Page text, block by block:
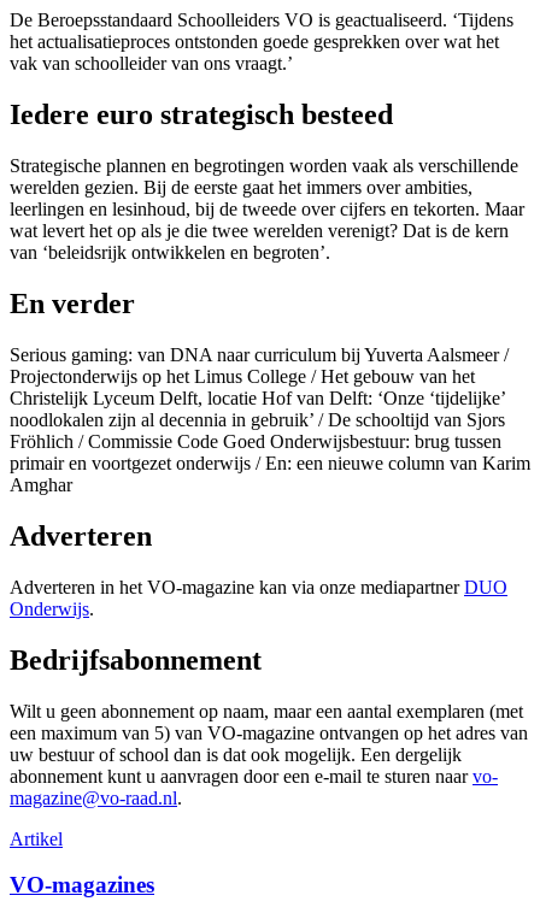
De Beroepsstandaard Schoolleiders VO is geactualiseerd. ‘Tijdens
het actualisatieproces ontstonden goede gesprekken over wat het
vak van schoolleider van ons vraagt.’
Iedere euro strategisch besteed
Strategische plannen en begrotingen worden vaak als verschillende
werelden gezien. Bij de eerste gaat het immers over ambities,
leerlingen en lesinhoud, bij de tweede over cijfers en tekorten. Maar
wat levert het op als je die twee werelden verenigt? Dat is de kern
van ‘beleidsrijk ontwikkelen en begroten’.
En verder
Serious gaming: van DNA naar curriculum bij Yuverta Aalsmeer /
Projectonderwijs op het Limus College / Het gebouw van het
Christelijk Lyceum Delft, locatie Hof van Delft: ‘Onze ‘tijdelijke’
noodlokalen zijn al decennia in gebruik’ / De schooltijd van Sjors
Fröhlich / Commissie Code Goed Onderwijsbestuur: brug tussen
primair en voortgezet onderwijs / En: een nieuwe column van Karim
Amghar
Adverteren
Adverteren in het VO-magazine kan via onze mediapartnerDUO
Onderwijs.
Bedrijfsabonnement
Wilt u geen abonnement op naam, maar een aantal exemplaren (met
een maximum van 5) van VO-magazine ontvangen op het adres van
uw bestuur of school dan is dat ook mogelijk. Een dergelijk
abonnement kunt u aanvragen door een e-mail te sturen naarvo-
magazine@vo-raad.nl.
Artikel
VO-magazines